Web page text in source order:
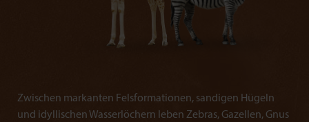
Zwischen markanten Felsformationen, sandigen Hügeln
und idyllischen Wasserlöchern leben Zebras, Gazellen, Gnus